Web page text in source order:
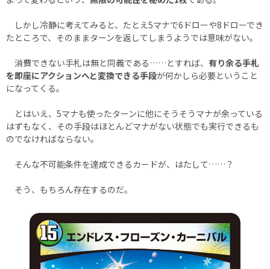
しかし冷静に考えてみると、たとえ5マナで6ドローや8ドローでき
たところで、そのままターンを返してしまうようでは意味がない。
消費できない手札は無と同義である……とすれば、 有り余る手札
を即座にアクションへと変換できる手段が何かしら必要ということ
になってくる。
とはいえ、5マナも使ったターンに他にそうそうマナが余っている
はずもなく、その手段はほとんどマナがない状態でも実行できるも
のでなければならない。
そんな不可能条件を達成できるカードが、はたして……？
そう、もちろん存在するのだ。